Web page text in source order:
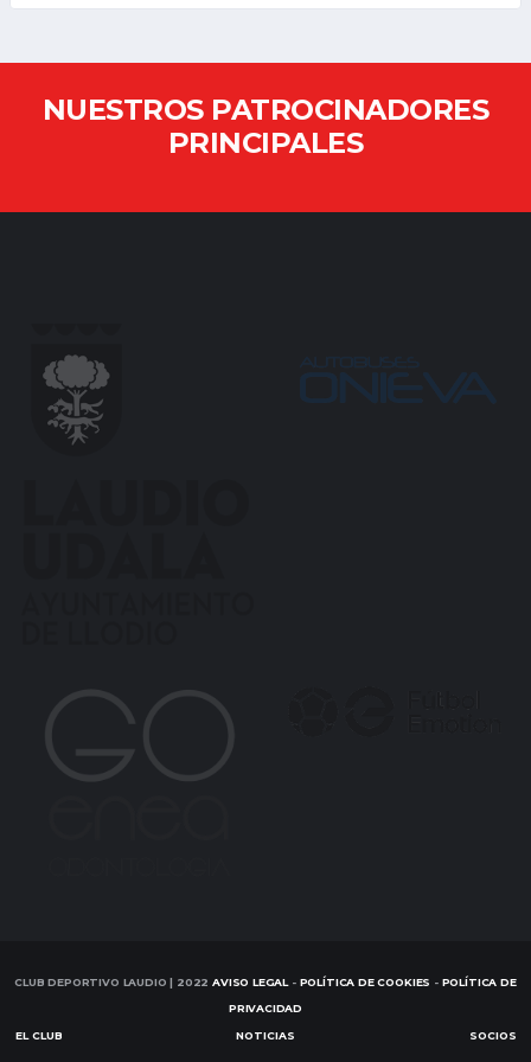
NUESTROS PATROCINADORES
PRINCIPALES
CLUB DEPORTIVO LAUDIO | 2022 AVISO LEGAL- POLÍTICA DE COOKIES - POLÍTICA DE
PRIVACIDAD
EL CLUB NOTICIAS SOCIOS